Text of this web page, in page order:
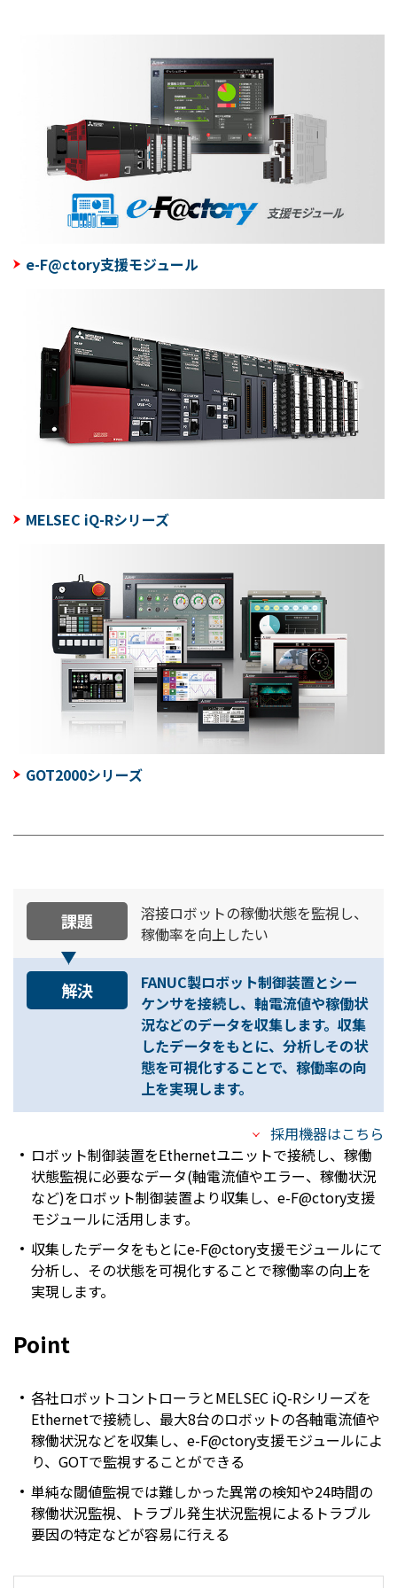
e-F@ctory支援モジュール
MELSEC iQ-Rシリーズ
GOT2000シリーズ
課題
溶接ロボットの稼働状態を監視し、
稼働率を向上したい
解決
FANUC製ロボット制御装置とシー
ケンサを接続し、軸電流値や稼働状
況などのデータを収集します。収集
したデータをもとに、分析しその状
態を可視化することで、稼働率の向
上を実現します。
採用機器はこちら
ロボット制御装置をEthernetユニットで接続し、稼働
状態監視に必要なデータ(軸電流値やエラー、稼働状況
など)をロボット制御装置より収集し、e-F@ctory支援
モジュールに活用します。
収集したデータをもとにe-F@ctory支援モジュールにて
分析し、その状態を可視化することで稼働率の向上を
実現します。
Point
各社ロボットコントローラとMELSEC iQ-Rシリーズを
Ethernetで接続し、最大8台のロボットの各軸電流値や
稼働状況などを収集し、e-F@ctory支援モジュールによ
り、GOTで監視することができる
単純な閾値監視では難しかった異常の検知や24時間の
稼働状況監視、トラブル発生状況監視によるトラブル
要因の特定などが容易に行える